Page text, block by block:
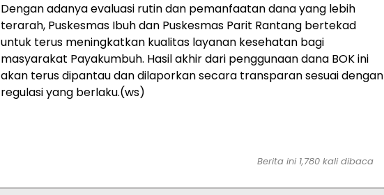
Dengan adanya evaluasi rutin dan pemanfaatan dana yang lebih
terarah, Puskesmas Ibuh dan Puskesmas Parit Rantang bertekad
untuk terus meningkatkan kualitas layanan kesehatan bagi
masyarakat Payakumbuh. Hasil akhir dari penggunaan dana BOK ini
akan terus dipantau dan dilaporkan secara transparan sesuai dengan
regulasi yang berlaku.(ws)
Berita ini 1,780 kali dibaca